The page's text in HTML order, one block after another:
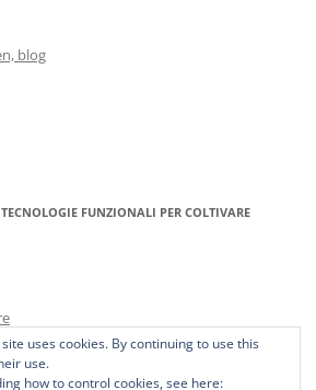
blog
TECNOLOGIE FUNZIONALI PER COLTIVARE
uses cookies. By continuing to use this
use.
how to control cookies, see here: